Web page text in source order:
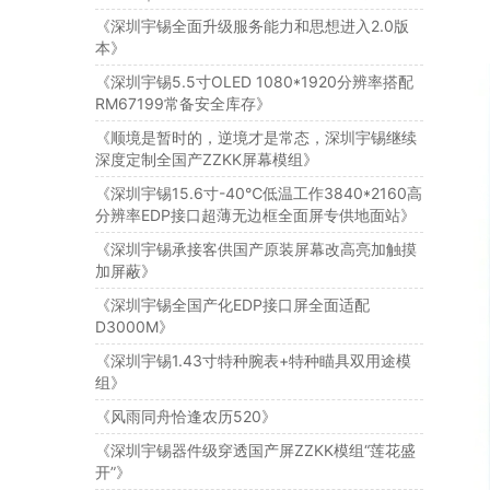
《深圳宇锡全面升级服务能力和思想进入2.0版
本》
《深圳宇锡5.5寸OLED 1080*1920分辨率搭配
RM67199常备安全库存》
《顺境是暂时的，逆境才是常态，深圳宇锡继续
深度定制全国产ZZKK屏幕模组》
《深圳宇锡15.6寸-40℃低温工作3840*2160高
分辨率EDP接口超薄无边框全面屏专供地面站》
《深圳宇锡承接客供国产原装屏幕改高亮加触摸
加屏蔽》
《深圳宇锡全国产化EDP接口屏全面适配
D3000M》
《深圳宇锡1.43寸特种腕表+特种瞄具双用途模
组》
《风雨同舟恰逢农历520》
《深圳宇锡器件级穿透国产屏ZZKK模组“莲花盛
开”》